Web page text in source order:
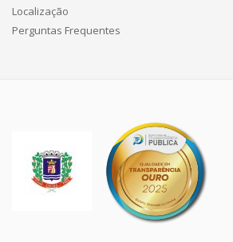
Localização
Perguntas Frequentes